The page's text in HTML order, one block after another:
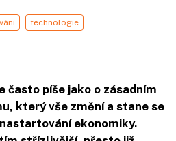
technologie
často píše jako o zásadním
který vše změní a stane se
ekonomiky.